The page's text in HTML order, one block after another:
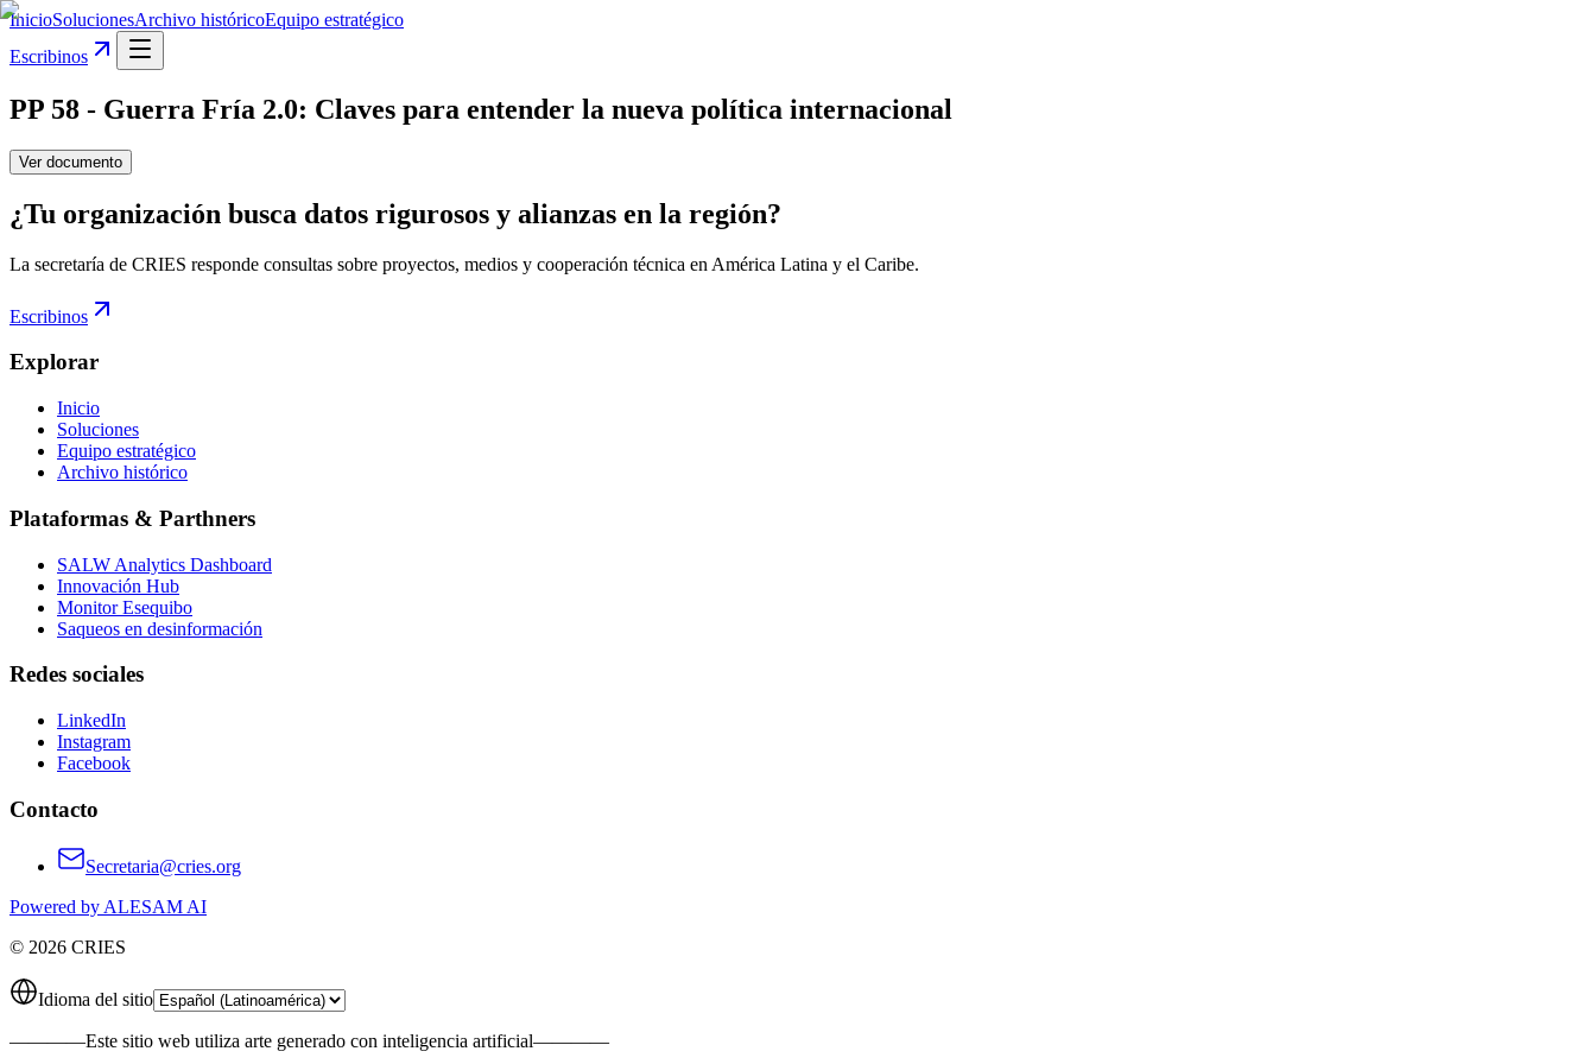
InicioSolucionesArchivo históricoEquipo estratégico
Escribinos
PP 58 - Guerra Fría 2.0: Claves para entender la nueva política internacional
Ver documento
¿Tu organización busca datos rigurosos y alianzas en la región?
La secretaría de CRIES responde consultas sobre proyectos, medios y cooperación técnica en América Latina y el Caribe.
Escribinos
Explorar
Inicio
Soluciones
Equipo estratégico
Archivo histórico
Plataformas & Parthners
SALW Analytics Dashboard
Innovación Hub
Monitor Esequibo
Saqueos en desinformación
Redes sociales
LinkedIn
Instagram
Facebook
Contacto
Secretaria@cries.org
Powered by ALESAM AI
© 2026 CRIES
Idioma del sitio
————Este sitio web utiliza arte generado con inteligencia artificial————